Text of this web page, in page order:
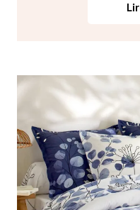
demandez quel